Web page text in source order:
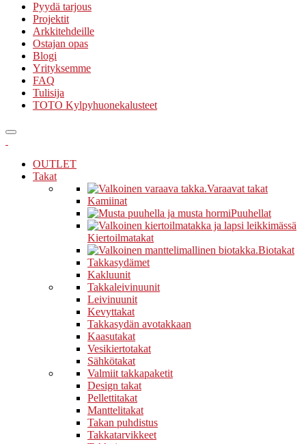
Pyydä tarjous
Projektit
Arkkitehdeille
Ostajan opas
Blogi
Yrityksemme
FAQ
Tulisija
TOTO Kylpyhuonekalusteet
OUTLET
Takat
Varaavat takat
Kamiinat
Puuhellat
Kiertoilmatakat
Biotakat
Takkasydämet
Kakluunit
Takkaleivinuunit
Leivinuunit
Kevyttakat
Takkasydän avotakkaan
Kaasutakat
Vesikiertotakat
Sähkötakat
Valmiit takkapaketit
Design takat
Pellettitakat
Manttelitakat
Takan puhdistus
Takkatarvikkeet